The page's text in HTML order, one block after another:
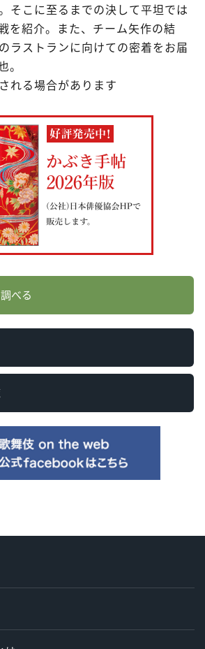
そこに至るまでの決して平坦では
を紹介。また、チーム矢作の結
ラストランに向けての密着をお届
。
れる場合があります
べる